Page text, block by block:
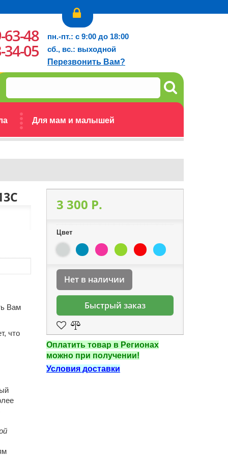
Для мам и малышей
63-48
34-05
пн.-пт.: с 9:00 до 18:00
сб., вс.: выходной
Перезвонить Вам?
Вам
что
3 300 P.
Цвет
Нет в наличии
Быстрый заказ
Оплатить товар в Регионах
можно при получении!
Условия доставки